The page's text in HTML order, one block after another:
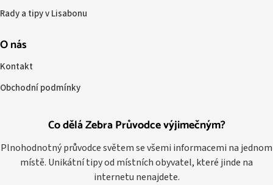
Co dělá Zebra Průvodce výjimečným?
Plnohodnotný průvodce světem se všemi informacemi na jednom
místě. Unikátní tipy od místních obyvatel, které jinde na
internetu nenajdete.
Rady a tipy v Lisabonu
O nás
Kontakt
Obchodní podmínky